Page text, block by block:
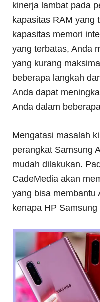
kinerja lambat pada
kapasitas RAM yang
kapasitas memori
yang terbatas, Anda
yang kurang
beberapa langkah
Anda dapat
Anda dalam
Mengatasi masalah
perangkat Samsung
mudah dilakukan.
CadeMedia akan
yang bisa membantu
kenapa HP